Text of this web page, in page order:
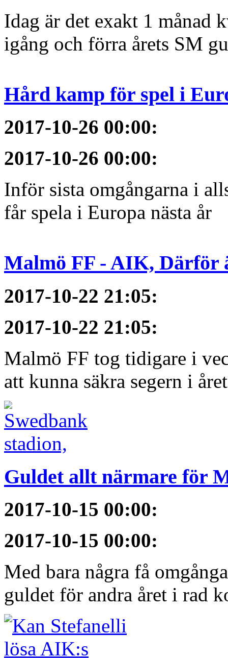
Idag är det exakt 1 månad
igång och förra årets SM
Hård kamp för spel i
2017-10-26 00:00:
2017-10-26 00:00:
Inför sista omgångarna i
får spela i Europa nästa år
Malmö FF - AIK, Därför
2017-10-22 21:05:
2017-10-22 21:05:
Malmö FF tog tidigare i
att kunna säkra segern i
Guldet allt närmare för
2017-10-15 00:00:
2017-10-15 00:00:
Med bara några få
guldet för andra året i rad